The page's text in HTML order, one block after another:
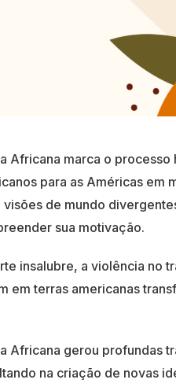
Africana marca o
para as Américas em
visões de mundo
sua motivação.
insalubre, a violência no
em terras americanas
Africana gerou profundas
na criação de novas